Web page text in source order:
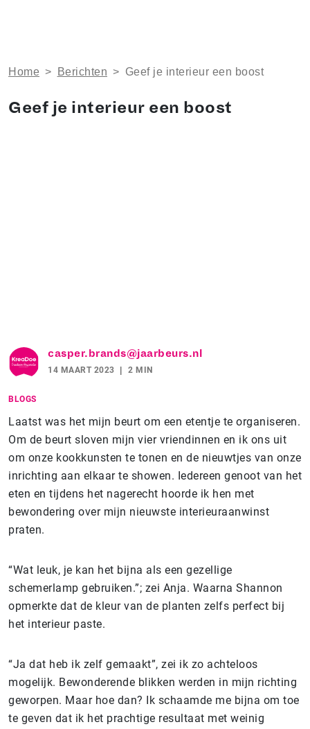
Home > Berichten > Geef je interieur een boost
Geef je interieur een boost
casper.brands@jaarbeurs.nl
14 MAART 2023 2 MIN
BLOGS
Laatst was het mijn beurt om een etentje te organiseren.
Om de beurt sloven mijn vier vriendinnen en ik ons uit
om onze kookkunsten te tonen en de nieuwtjes van onze
inrichting aan elkaar te showen. Iedereen genoot van het
eten en tijdens het nagerecht hoorde ik hen met
bewondering over mijn nieuwste interieuraanwinst
praten.
“Wat leuk, je kan het bijna als een gezellige
schemerlamp gebruiken.”; zei Anja. Waarna Shannon
opmerkte dat de kleur van de planten zelfs perfect bij
het interieur paste.
“Ja dat heb ik zelf gemaakt”, zei ik zo achteloos
mogelijk. Bewonderende blikken werden in mijn richting
geworpen. Maar hoe dan? Ik schaamde me bijna om toe
te geven dat ik het prachtige resultaat met weinig